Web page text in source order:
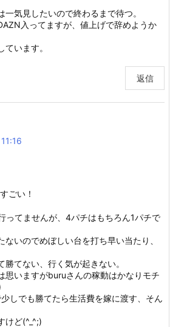
一気見したいので終わるまで待つ。
入ってますが、値上げで辞めようか
ています。
返信
ごい！
ってませんが、4パチはもちろん1パチで
いのでめぼしい台を打ち早い当たり、
てない、行く気が起きない。
思いますがburuさんの稼動はかなりモチ
しでも勝てたら生活費を嫁に渡す、そん
けど(^_^;)